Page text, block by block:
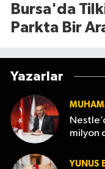
Bursa'da
Parkta Bir
Yazarlar
milyon
YUNUS